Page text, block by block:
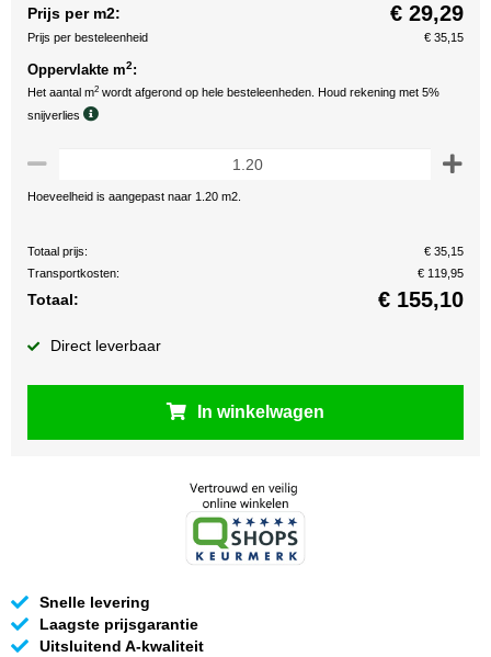
Prijs per m2: € 29,29
Prijs per besteleenheid € 35,15
Oppervlakte m2:
Het aantal m2 wordt afgerond op hele besteleenheden. Houd rekening met 5%
snijverlies
Hoeveelheid is aangepast naar 1.20 m2.
Totaal prijs:
€ 35,15
Transportkosten:
€ 119,95
Totaal: € 155,10
Direct leverbaar
In winkelwagen
Snelle levering
Laagste prijsgarantie
Uitsluitend A-kwaliteit